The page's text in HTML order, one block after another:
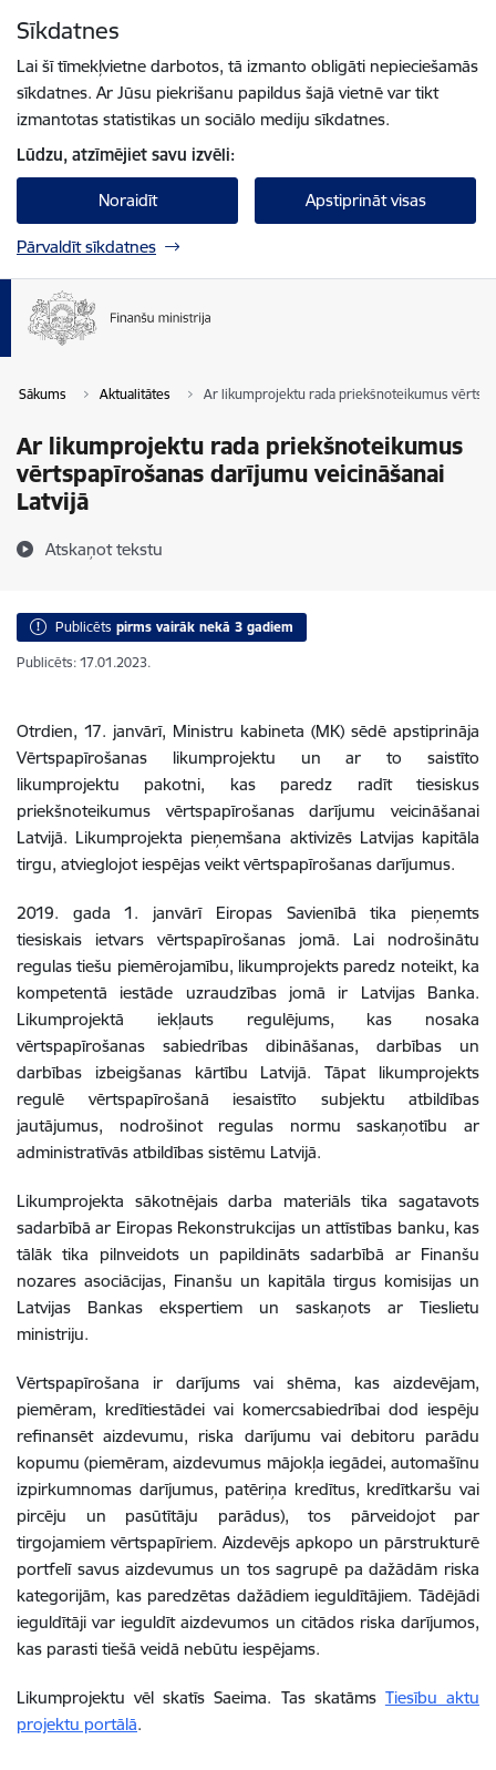
Sīkdatnes
Lai šī tīmekļvietne darbotos, tā izmanto obligāti nepieciešamās
sīkdatnes. Ar Jūsu piekrišanu papildus šajā vietnē var tikt
izmantotas statistikas un sociālo mediju sīkdatnes.
Lūdzu, atzīmējiet savu izvēli:
Noraidīt Apstiprināt visas
Pārvaldīt sīkdatnes
Sākums Aktualitātes Ar likumprojektu rada priekšnoteikumus
Ar likumprojektu rada priekšnoteikumus
vērtspapīrošanas darījumu veicināšanai
Latvijā
Atskaņot tekstu
Publicēts pirms vairāk nekā 3 gadiem
Publicēts: 17.01.2023.
Otrdien, 17. janvārī, Ministru kabineta (MK) sēdē apstiprināja
Vērtspapīrošanas likumprojektu un ar to saistīto
likumprojektu pakotni, kas paredz radīt tiesiskus
priekšnoteikumus vērtspapīrošanas darījumu veicināšanai
Latvijā. Likumprojekta pieņemšana aktivizēs Latvijas kapitāla
tirgu, atvieglojot iespējas veikt vērtspapīrošanas darījumus.
2019. gada 1. janvārī Eiropas Savienībā tika pieņemts
tiesiskais ietvars vērtspapīrošanas jomā. Lai nodrošinātu
regulas tiešu piemērojamību, likumprojekts paredz noteikt, ka
kompetentā iestāde uzraudzības jomā ir Latvijas Banka.
Likumprojektā iekļauts regulējums, kas nosaka
vērtspapīrošanas sabiedrības dibināšanas, darbības un
darbības izbeigšanas kārtību Latvijā. Tāpat likumprojekts
regulē vērtspapīrošanā iesaistīto subjektu atbildības
jautājumus, nodrošinot regulas normu saskaņotību ar
administratīvās atbildības sistēmu Latvijā.
Likumprojekta sākotnējais darba materiāls tika sagatavots
sadarbībā ar Eiropas Rekonstrukcijas un attīstības banku, kas
tālāk tika pilnveidots un papildināts sadarbībā ar Finanšu
nozares asociācijas, Finanšu un kapitāla tirgus komisijas un
Latvijas Bankas ekspertiem un saskaņots ar Tieslietu
ministriju.
Vērtspapīrošana ir darījums vai shēma, kas aizdevējam,
piemēram, kredītiestādei vai komercsabiedrībai dod iespēju
refinansēt aizdevumu, riska darījumu vai debitoru parādu
kopumu (piemēram, aizdevumus mājokļa iegādei, automašīnu
izpirkumnomas darījumus, patēriņa kredītus, kredītkaršu vai
pircēju un pasūtītāju parādus), tos pārveidojot par
tirgojamiem vērtspapīriem. Aizdevējs apkopo un pārstrukturē
portfelī savus aizdevumus un tos sagrupē pa dažādām riska
kategorijām, kas paredzētas dažādiem ieguldītājiem. Tādējādi
ieguldītāji var ieguldīt aizdevumos un citādos riska darījumos,
kas parasti tiešā veidā nebūtu iespējams.
Likumprojektu vēl skatīs Saeima. Tas skatāms Tiesību aktu
projektu portālā.